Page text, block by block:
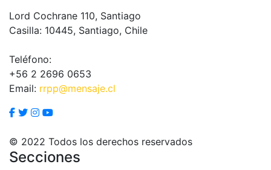
Lord Cochrane 110, Santiago
Casilla: 10445, Santiago, Chile
Teléfono:
+56 2 2696 0653
Email: rrpp@mensaje.cl
© 2022 Todos los derechos reservados
Secciones